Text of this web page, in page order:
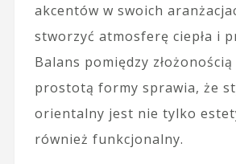
akcentów w swoich
stworzyć atmosferę ciepła i
Balans pomiędzy
prostotą formy sprawia, że
orientalny jest nie tylko
również funkcjonalny.